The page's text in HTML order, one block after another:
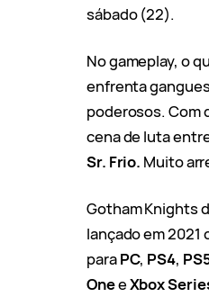
sábado (22).
No gameplay, o
enfrenta
poderosos. Com
cena de luta
Sr. Frio. Muito
Gotham Knights
lançado em 2021
paraPC, PS4,
OneeXbox